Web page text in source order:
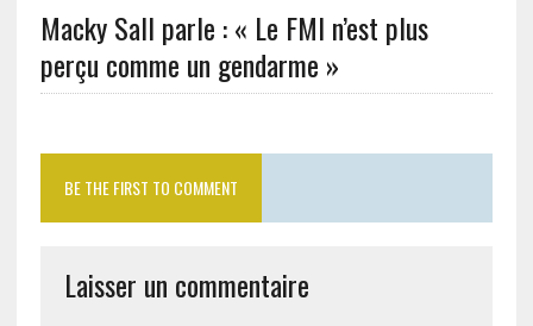
Macky Sall parle : « Le FMI n’est plus
perçu comme un gendarme »
BE THE FIRST TO COMMENT
Laisser un commentaire